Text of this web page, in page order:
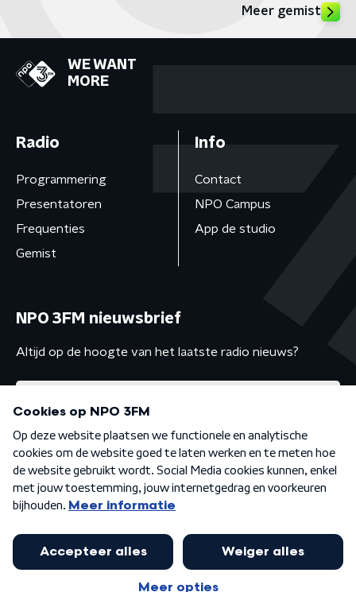
Meer gemist
WE WANT
MORE
Radio
Programmering
Presentatoren
Frequenties
Gemist
Info
Contact
NPO Campus
App de studio
NPO 3FM nieuwsbrief
Altijd op de hoogte van het laatste radio nieuws?
Algemene voorwaarden Privacybeleid